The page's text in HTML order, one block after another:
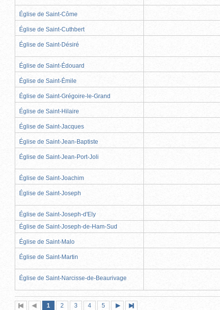
Église de Saint-Côme
Église de Saint-Cuthbert
Église de Saint-Désiré
Église de Saint-Édouard
Église de Saint-Émile
Église de Saint-Grégoire-le-Grand
Église de Saint-Hilaire
Église de Saint-Jacques
Église de Saint-Jean-Baptiste
Église de Saint-Jean-Port-Joli
Église de Saint-Joachim
Église de Saint-Joseph
Église de Saint-Joseph-d'Ely
Église de Saint-Joseph-de-Ham-Sud
Église de Saint-Malo
Église de Saint-Martin
Église de Saint-Narcisse-de-Beaurivage
PremièrePage
Page
1 (pagePage
2 Page
3 Page
4 Page
5